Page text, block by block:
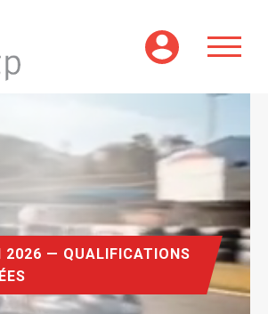
2026 — QUALIFICATIONS